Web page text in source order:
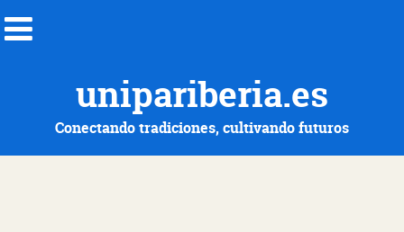
unipariberia.es
Conectando tradiciones, cultivando futuros